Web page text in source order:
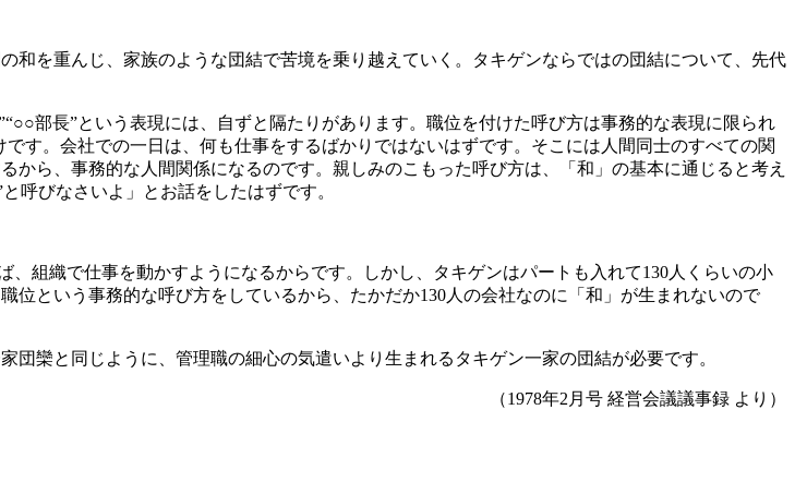
和を重んじ、家族のような団結で苦境を乗り越えていく。タキゲンならではの団結について、先代
部長”という表現には、自ずと隔たりがあります。職位を付けた呼び方は事務的な表現に限られ
す。会社での一日は、何も仕事をするばかりではないはずです。そこには人間同士のすべての関
ら、事務的な人間関係になるのです。親しみのこもった呼び方は、「和」の基本に通じると考え
呼びなさいよ」とお話をしたはずです。
組織で仕事を動かすようになるからです。しかし、タキゲンはパートも入れて130人くらいの小
という事務的な呼び方をしているから、たかだか130人の会社なのに「和」が生まれないので
欒と同じように、管理職の細心の気遣いより生まれるタキゲン一家の団結が必要です。
（1978年2月号 経営会議議事録 より）